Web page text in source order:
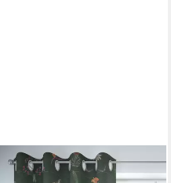
SCHÖNER LEBEN.
Vorhang Vorhang Samt